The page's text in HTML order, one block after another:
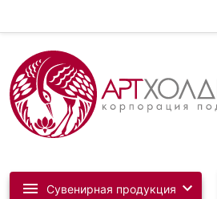
Сувенирная продукция